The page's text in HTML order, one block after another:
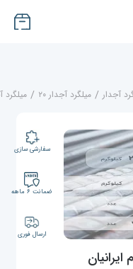
آجدار / میلگرد آجدار ۲۰ / میلگرد آجدار ۲۰ کیهان
سفارشی سازی
ضمانت ۶ ماهه
ارسال فوری